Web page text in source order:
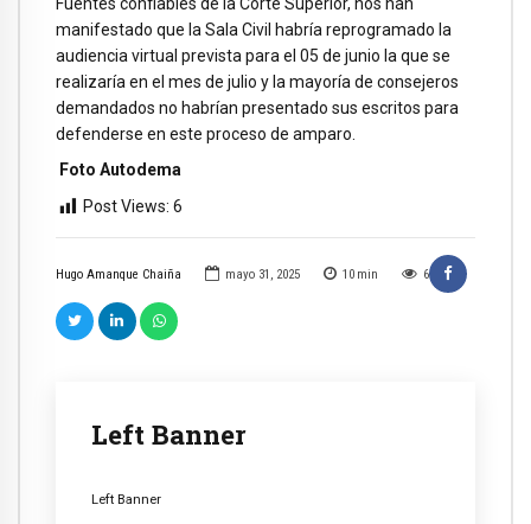
Hugo Amanque Chaiña mayo 31, 2025 10 min 6
Left Banner
Left Banner
manifestado que la Sala Civil habría reprogramado la
audiencia virtual prevista para el 05 de junio la que se
realizaría en el mes de julio y la mayoría de consejeros
demandados no habrían presentado sus escritos para
defenderse en este proceso de amparo.
Foto Autodema
Post Views: 6